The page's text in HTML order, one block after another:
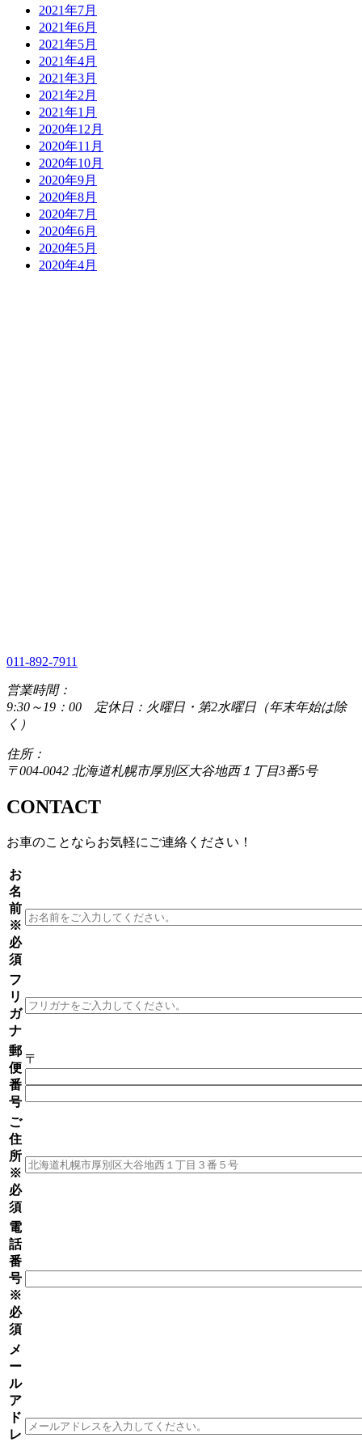
2021年7月
2021年6月
2021年5月
2021年4月
2021年3月
2021年2月
2021年1月
2020年12月
2020年11月
2020年10月
2020年9月
2020年8月
2020年7月
2020年6月
2020年5月
2020年4月
011-892-7911
営業時間：
9:30～19：00 定休日：火曜日・第2水曜日（年末年始は除
く）
住所：
〒004-0042 北海道札幌市厚別区大谷地西１丁目3番5号
CONTACT
お車のことならお気軽にご連絡ください！
お
名
前
※
必
須
フ
リ
ガ
ナ
郵
便
番
号
〒
ご
住
所
※
必
須
電
話
番
号
※
必
須
メ
ー
ル
ア
ド
レ